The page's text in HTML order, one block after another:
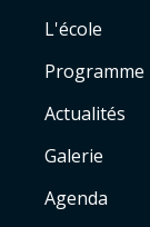
L'école
Programme
Actualités
Galerie
Agenda